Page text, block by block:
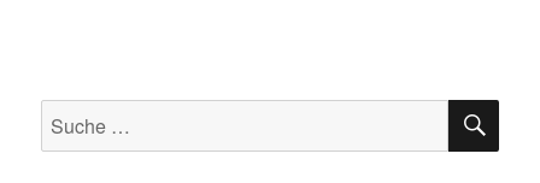
Suche
nach: